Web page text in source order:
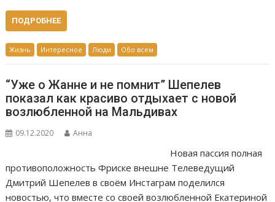
ПОДРОБНЕЕ
Жизнь Интересное Люди Обо всем
“Уже о Жанне и не помнит” Шепелев
показал как красиво отдыхает с новой
возлюбленной на Мальдивах
09.12.2020 Анна
Новая пассия полная
противоположность Фриске внешне Телеведущий
Дмитрий Шепелев в своём Инстаграм поделился
новостью, что вместе со своей возлюбленной Екатериной